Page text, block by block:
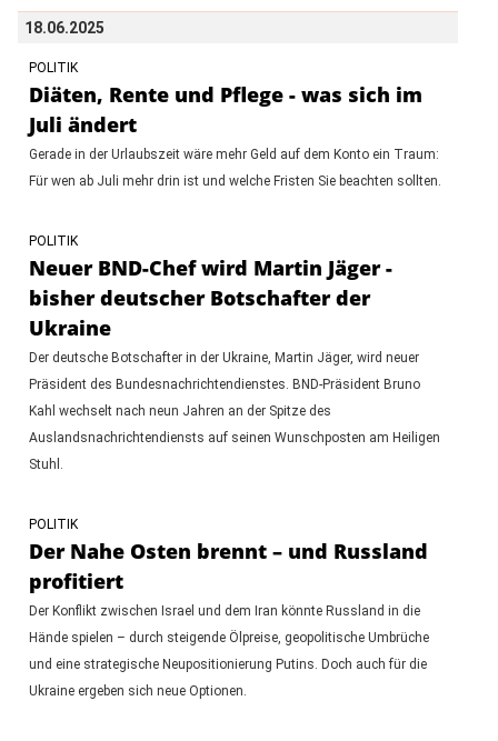
18.06.2025
POLITIK
Diäten, Rente und Pflege - was sich im
Juli ändert
Gerade in der Urlaubszeit wäre mehr Geld auf dem Konto ein Traum:
Für wen ab Juli mehr drin ist und welche Fristen Sie beachten sollten.
POLITIK
Neuer BND-Chef wird Martin Jäger -
bisher deutscher Botschafter der
Ukraine
Der deutsche Botschafter in der Ukraine, Martin Jäger, wird neuer
Präsident des Bundesnachrichtendienstes. BND-Präsident Bruno
Kahl wechselt nach neun Jahren an der Spitze des
Auslandsnachrichtendiensts auf seinen Wunschposten am Heiligen
Stuhl.
POLITIK
Der Nahe Osten brennt – und Russland
profitiert
Der Konflikt zwischen Israel und dem Iran könnte Russland in die
Hände spielen – durch steigende Ölpreise, geopolitische Umbrüche
und eine strategische Neupositionierung Putins. Doch auch für die
Ukraine ergeben sich neue Optionen.